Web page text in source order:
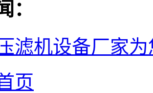
：
滤机设备厂家
页